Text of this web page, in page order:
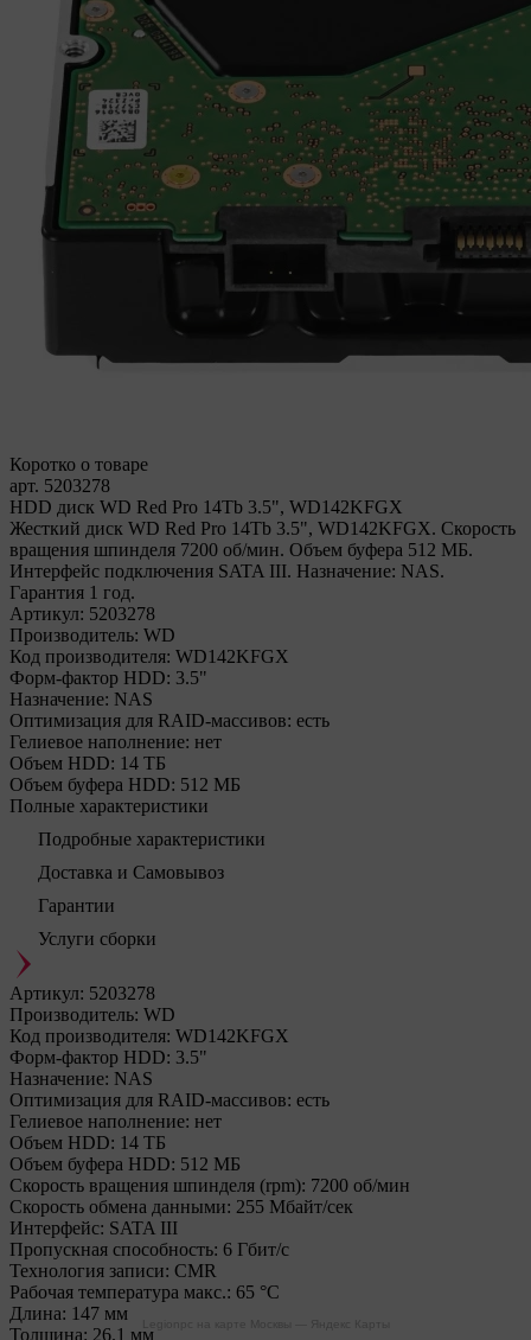
Коротко о товаре
арт. 5203278
HDD диск WD Red Pro 14Tb 3.5", WD142KFGX
Жесткий диск WD Red Pro 14Tb 3.5", WD142KFGX. Скорость
вращения шпинделя 7200 об/мин. Объем буфера 512 МБ.
Интерфейс подключения SATA III. Назначение: NAS.
Гарантия 1 год.
Артикул: 5203278
Производитель: WD
Код производителя: WD142KFGX
Форм-фактор HDD: 3.5"
Назначение: NAS
Оптимизация для RAID-массивов: есть
Гелиевое наполнение: нет
Объем HDD: 14 ТБ
Объем буфера HDD: 512 МБ
Полные характеристики
Подробные характеристики
Доставка и Самовывоз
Гарантии
Услуги сборки
Артикул: 5203278
Производитель: WD
Код производителя: WD142KFGX
Форм-фактор HDD: 3.5"
Назначение: NAS
Оптимизация для RAID-массивов: есть
Гелиевое наполнение: нет
Объем HDD: 14 ТБ
Объем буфера HDD: 512 МБ
Скорость вращения шпинделя (rpm): 7200 об/мин
Скорость обмена данными: 255 Мбайт/сек
Интерфейс: SATA III
Пропускная способность: 6 Гбит/с
Технология записи: CMR
Рабочая температура макс.: 65 °C
Длина: 147 мм
Толщина: 26.1 мм
Legionpc на карте Москвы — Яндекс Карты